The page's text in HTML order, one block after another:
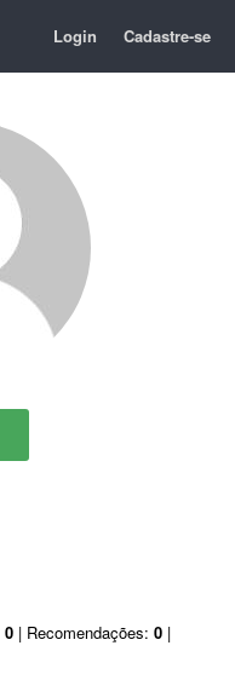
Login Cadastre-se
0 | Recomendações: 0 |